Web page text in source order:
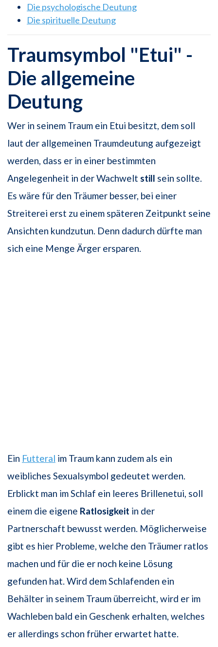
Die psychologische Deutung
Die spirituelle Deutung
Traumsymbol "Etui" -
Die allgemeine
Deutung
Wer in seinem Traum ein Etui besitzt, dem soll
laut der allgemeinen Traumdeutung aufgezeigt
werden, dass er in einer bestimmten
Angelegenheit in der Wachwelt still sein sollte.
Es wäre für den Träumer besser, bei einer
Streiterei erst zu einem späteren Zeitpunkt seine
Ansichten kundzutun. Denn dadurch dürfte man
sich eine Menge Ärger ersparen.
Ein Futteral im Traum kann zudem als ein
weibliches Sexualsymbol gedeutet werden.
Erblickt man im Schlaf ein leeres Brillenetui, soll
einem die eigene Ratlosigkeit in der
Partnerschaft bewusst werden. Möglicherweise
gibt es hier Probleme, welche den Träumer ratlos
machen und für die er noch keine Lösung
gefunden hat. Wird dem Schlafenden ein
Behälter in seinem Traum überreicht, wird er im
Wachleben bald ein Geschenk erhalten, welches
er allerdings schon früher erwartet hatte.